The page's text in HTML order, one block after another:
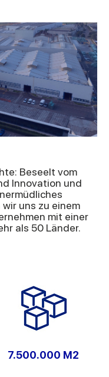
Beseelt vom
Innovation und
uns zu einem
mit einer
als 50 Länder.
7.500.000 M2